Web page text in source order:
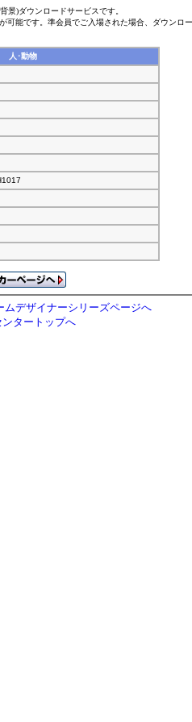
景)ダウンロードサービスです。
能です。準会員でご入場された場合、ダウンロ
人･動物
ムデザイナーシリーズページへ
タートップへ